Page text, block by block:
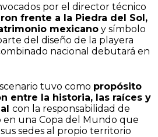
por el director técnico
frente a la Piedra del Sol,
mexicano y símbolo
del diseño de la playera
nacional debutará en
tuvo como propósito
entre la historia, las raíces y
con la responsabilidad de
en una Copa del Mundo que
sedes al propio territorio